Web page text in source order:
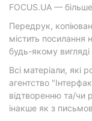
FOCUS.UA —
Передрук,
містить посилання
будь-якому
Всі матеріали, які
агентство
відтворенню та/чи
інакше як з